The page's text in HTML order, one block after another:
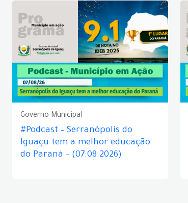
Governo Municipal
#Podcast – Serranópolis do
Iguaçu tem a melhor educação
do Paraná – (07.08.2026)